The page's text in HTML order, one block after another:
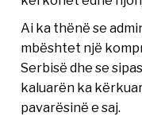
Ai ka thënë se
mbështet një
Serbisë dhe se
kaluarën ka
pavarësinë e saj.